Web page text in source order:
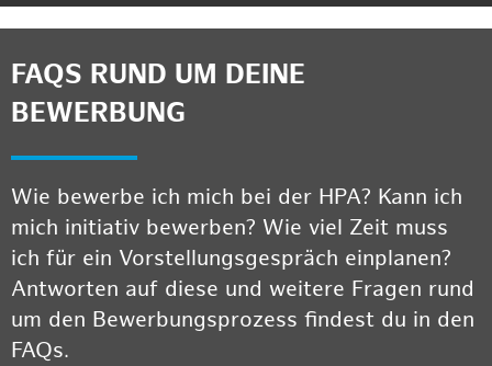
FAQS RUND UM DEINE
BEWERBUNG
Wie bewerbe ich mich bei der HPA? Kann ich
mich initiativ bewerben? Wie viel Zeit muss
ich für ein Vorstellungsgespräch einplanen?
Antworten auf diese und weitere Fragen rund
um den Bewerbungsprozess findest du in den
FAQs.